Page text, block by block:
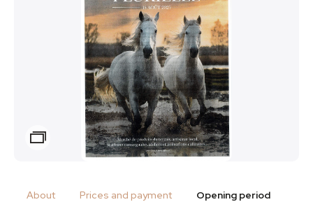
Zoom
About Prices and payment Opening period